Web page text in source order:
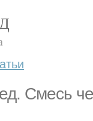
Смесь